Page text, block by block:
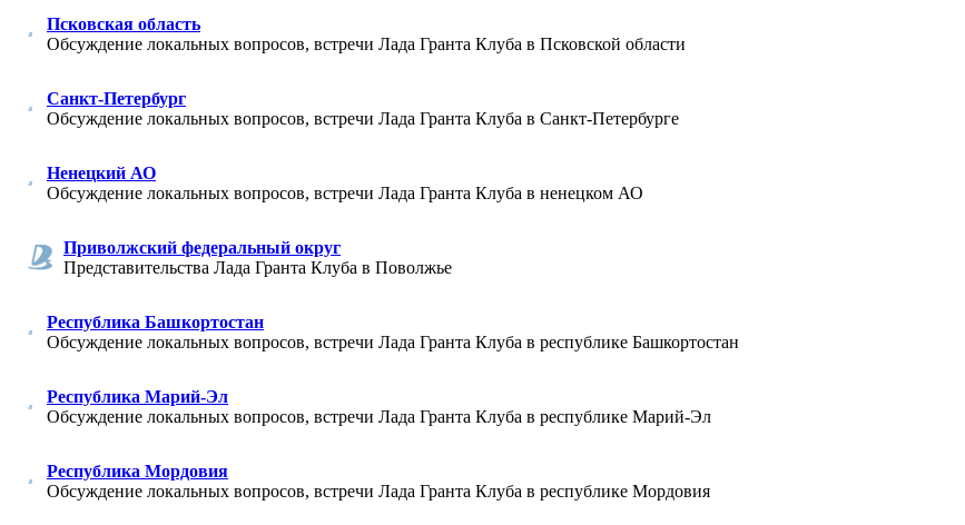
Псковская область
Обсуждение локальных вопросов, встречи Лада Гранта Клуба в Псковской области
Санкт-Петербург
Обсуждение локальных вопросов, встречи Лада Гранта Клуба в Санкт-Петербурге
Ненецкий АО
Обсуждение локальных вопросов, встречи Лада Гранта Клуба в ненецком АО
Приволжский федеральный округ
Представительства Лада Гранта Клуба в Поволжье
Республика Башкортостан
Обсуждение локальных вопросов, встречи Лада Гранта Клуба в республике Башкортостан
Республика Марий-Эл
Обсуждение локальных вопросов, встречи Лада Гранта Клуба в республике Марий-Эл
Республика Мордовия
Обсуждение локальных вопросов, встречи Лада Гранта Клуба в республике Мордовия